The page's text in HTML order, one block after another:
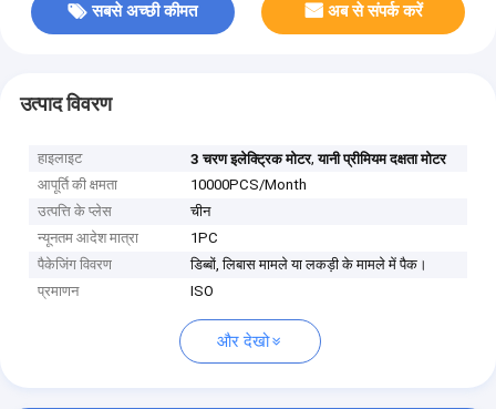
सबसे अच्छी कीमत अब से संपर्क करें
उत्पाद विवरण
हाइलाइट 3 चरण इलेक्ट्रिक मोटर,यानी प्रीमियम दक्षता मोटर
आपूर्ति की क्षमता
10000PCS/Month
उत्पत्ति के प्लेस
चीन
न्यूनतम आदेश मात्रा
1PC
पैकेजिंग विवरण
डिब्बों, लिबास मामले या लकड़ी के मामले में पैक।
प्रमाणन
ISO
और देखो